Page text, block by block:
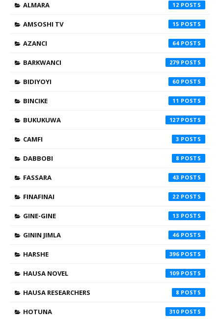
ALMARA 12
AMSOSHI TV 15
AZANCI 64
BARKWANCI 279
BIDIYOYI 60
BINCIKE 11
BUKUKUWA 127
CAMFI 3
DABBOBI 8
FASSARA 43
FINAFINAI 22
GINE-GINE 13
GININ JIMLA 46
HARSHE 396
HAUSA NOVEL 109
HAUSA RESEARCHERS 8
HOTUNA 310